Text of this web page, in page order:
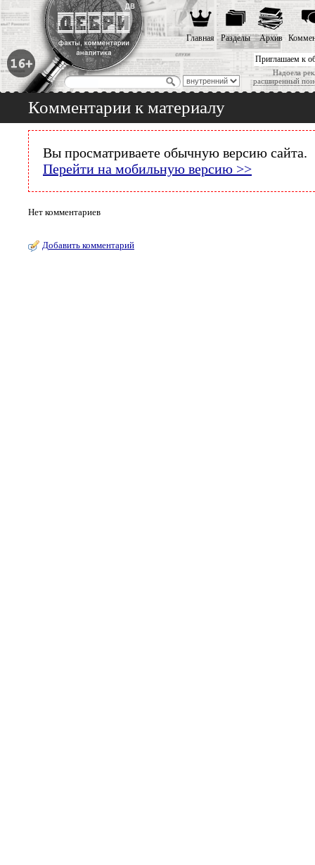
Приглашаем к
Надоела
расширенный
Главная Разделы Архив
Комментарии к материалу
Вы просматриваете обычную версию сайта.
Перейти на мобильную версию >>
Нет комментариев
Добавить комментарий